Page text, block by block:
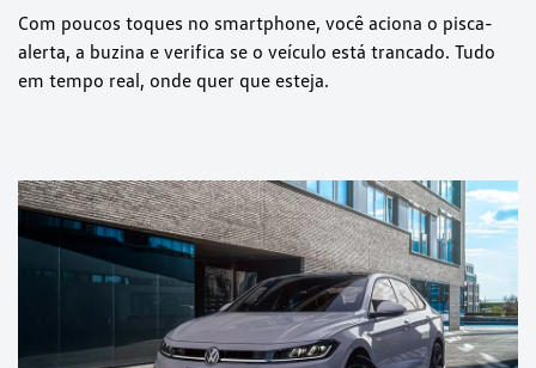
Com poucos toques no smartphone, você aciona o pisca-
alerta, a buzina e verifica se o veículo está trancado. Tudo
em tempo real, onde quer que esteja.